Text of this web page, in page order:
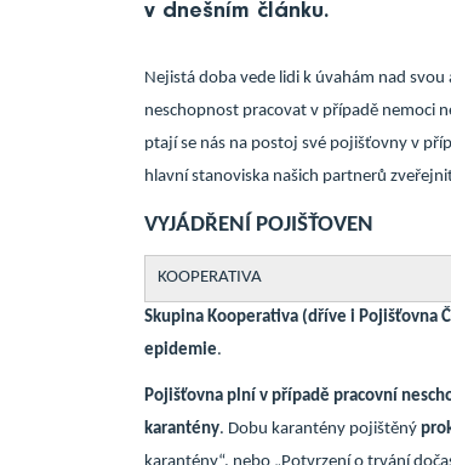
v dnešním článku.
Nejistá doba vede lidi k úvahám nad
neschopnost pracovat v případě nemoci
ptají se nás na postoj své pojišťovny v
hlavní stanoviska našich partnerů
VYJÁDŘENÍ POJIŠŤOVEN
KOOPERATIVA
Skupina Kooperativa (dříve i Pojišťovna
epidemie.
Pojišťovna plní v případě pracovní
karantény. Dobu karantény pojištěný